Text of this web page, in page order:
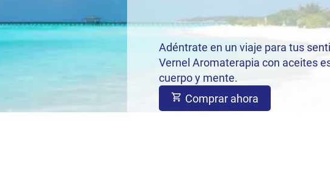
Adéntrate en un viaje para tus
Vernel Aromaterapia con aceites
cuerpo y mente.
Comprar ahora